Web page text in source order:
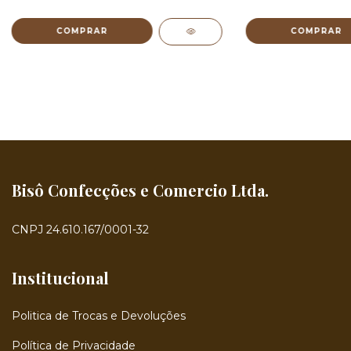
COMPRAR COMPRAR
Bisô Confecções e Comercio Ltda.
CNPJ 24.610.167/0001-32
Institucional
Politica de Trocas e Devoluções
Política de Privacidade